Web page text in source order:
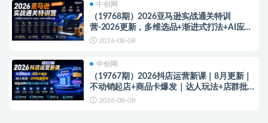
中创网
（19768期）2026亚马逊实战通关特训
营-2026更新，多维选品+渐进式打法+AI应
用，从0到1打造盈利店铺
2026-08-08
中创网
（19767期）2026抖店运营新课｜8月更新｜
不动销起店+商品卡爆发｜达人玩法+店群批量
复制｜轻松玩转抖音小店全域流量
2026-08-08